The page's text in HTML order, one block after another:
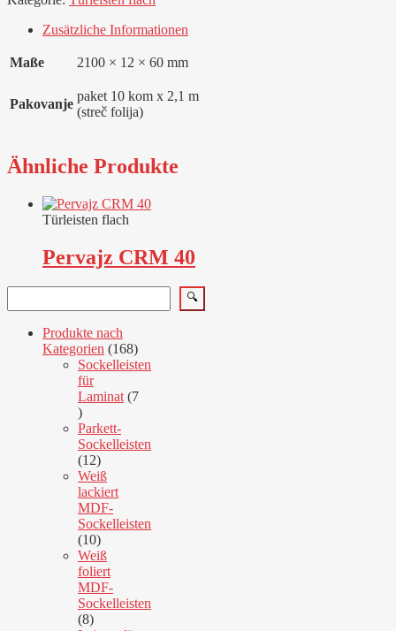
Zusätzliche Informationen
Maße 2100 × 12 × 60 mm
Pakovanje
paket 10 kom x 2,1 m
(streč folija)
Ähnliche Produkte
Türleisten flach
Pervajz CRM 40
🔍
Produkte nach
Kategorien 168168
Produkte
Sockelleisten
für
Laminat 7
7
Produkte
Parkett-
Sockelleisten
1212
Produkte
Weiß
lackiert
MDF-
Sockelleisten
1010
Produkte
Weiß
foliert
MDF-
Sockelleisten
88